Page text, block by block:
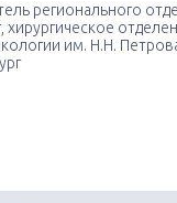
регионального
хирургическое
им. Н.Н.